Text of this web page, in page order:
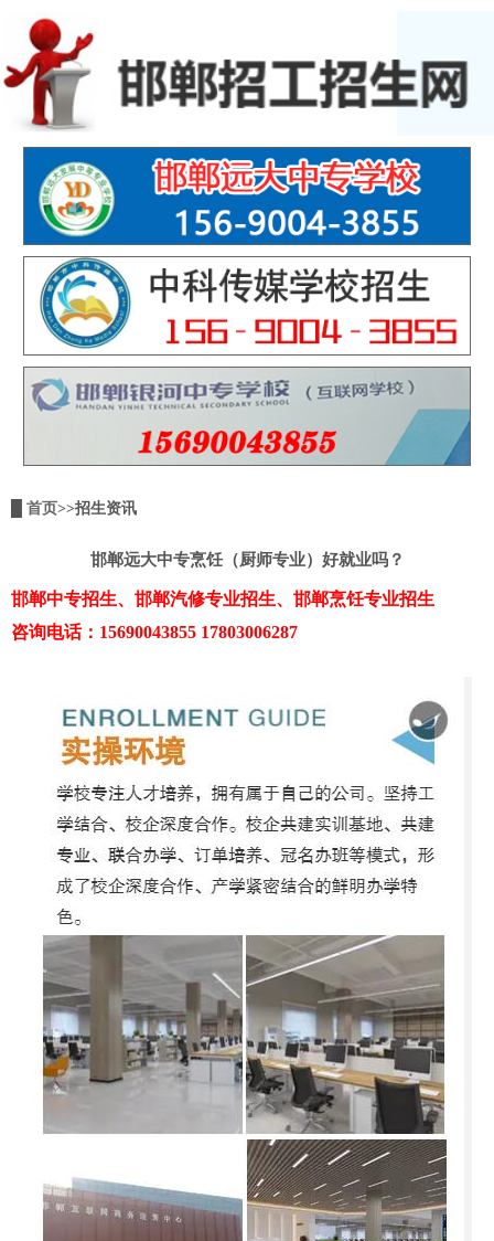
首页>>招生资讯
邯郸远大中专烹饪（厨师专业）好就业吗？
邯郸中专招生、邯郸汽修专业招生、邯郸烹饪专业招生
咨询电话：15690043855 17803006287